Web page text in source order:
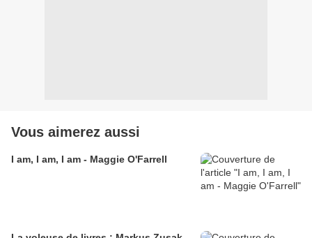
Vous aimerez aussi
I am, I am, I am - Maggie O'Farrell